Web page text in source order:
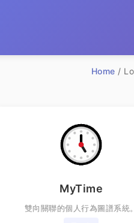
Home /
MyTime
雙向關聯的個人行為圖譜系統。